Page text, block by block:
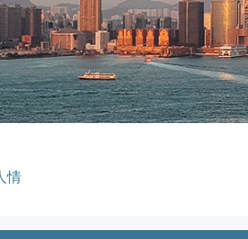
情